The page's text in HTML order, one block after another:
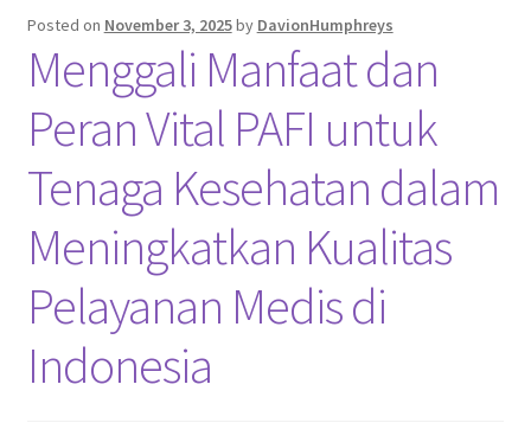
Posted on November 3, 2025by DavionHumphreys
Menggali Manfaat dan
Peran Vital PAFI untuk
Tenaga Kesehatan dalam
Meningkatkan Kualitas
Pelayanan Medis di
Indonesia